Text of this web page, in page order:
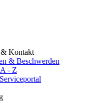
& Kontakt
& Beschwerden
- Z